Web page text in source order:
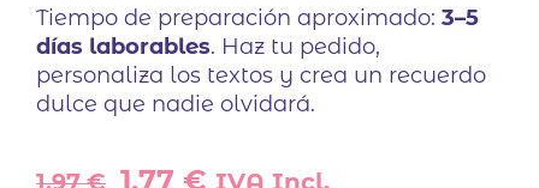
Tiempo de preparación aproximado: 3–5
días laborables. Haz tu pedido,
personaliza los textos y crea un recuerdo
dulce que nadie olvidará.
1,97€ El
1,77 € El
IVA Incl.